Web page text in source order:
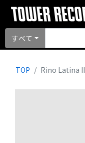
すべて
TOP Rino Latina II